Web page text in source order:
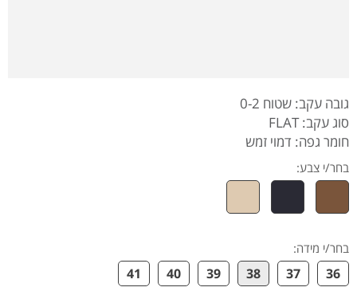
גובה עקב: שטוח 0-2
סוג עקב: FLAT
חומר גפה: דמוי זמש
בחר/י צבע:
בחר/י מידה:
36
37
38
39
40
41